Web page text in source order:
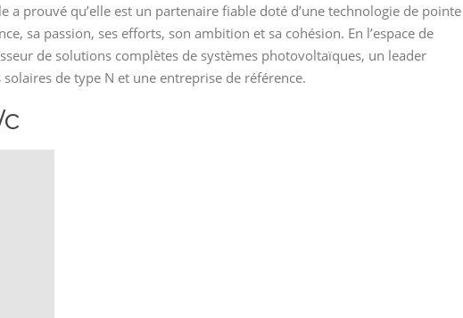
a prouvé qu’elle est un partenaire fiable doté d’une technologie de pointe
sa passion, ses efforts, son ambition et sa cohésion. En l’espace de
de solutions complètes de systèmes photovoltaïques, un leader
de type N et une entreprise de référence.